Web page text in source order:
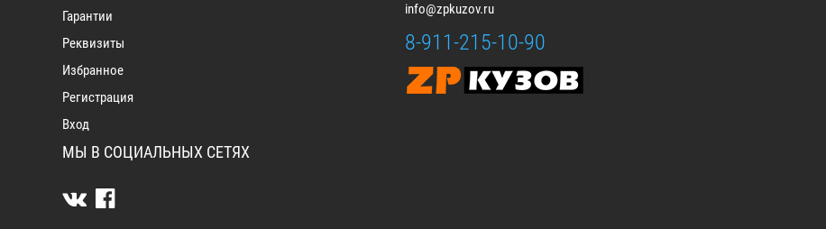
Гарантии
Реквизиты
Избранное
Регистрация
Вход
МЫ В СОЦИАЛЬНЫХ СЕТЯХ
info@zpkuzov.ru
8-911-215-10-90